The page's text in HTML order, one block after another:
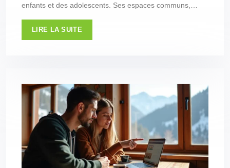
enfants et des adolescents. Ses espaces communs,…
LIRE LA SUITE